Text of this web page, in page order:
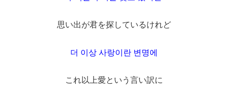
思い出が君を探しているけれど
더 이상 사랑이란 변명에
これ以上愛という言い訳に